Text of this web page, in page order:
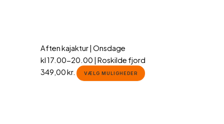
Aften kajaktur | Onsdage
kl 17.00-20.00 | Roskilde fjord
349,00kr. VÆLG MULIGHEDER